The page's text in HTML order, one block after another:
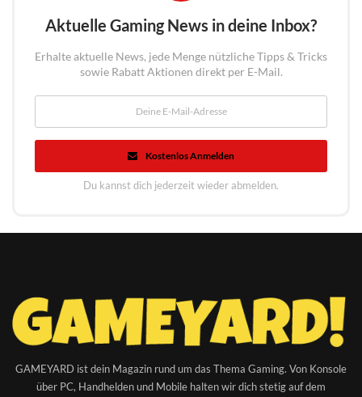
Aktuelle Gaming News in deine Inbox?
Erhalte aktuelle News, jede Menge nützliche Tipps & Tricks
sowie Rabatt Aktionen direkt per E-Mail.
Kostenlos Anmelden
Du kannst dich jederzeit wieder abmelden.
GAMEYARD ist dein Magazin rund um das Thema Gaming. Von Konsole
über PC, Handhelden und Mobile halten wir dich stetig auf dem